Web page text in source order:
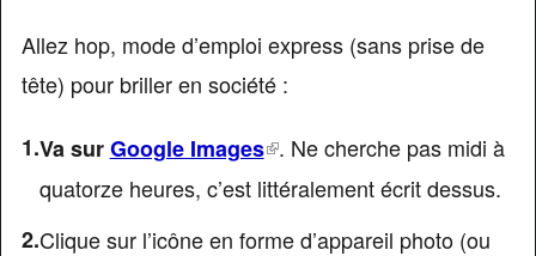
Allez hop, mode d’emploi express (sans prise de
tête) pour briller en société :
Va surGoogle Images(link
is
external)
. Ne cherche pas midi à
quatorze heures, c’est littéralement écrit dessus.
Clique sur l’icône en forme d’appareil photo (ou